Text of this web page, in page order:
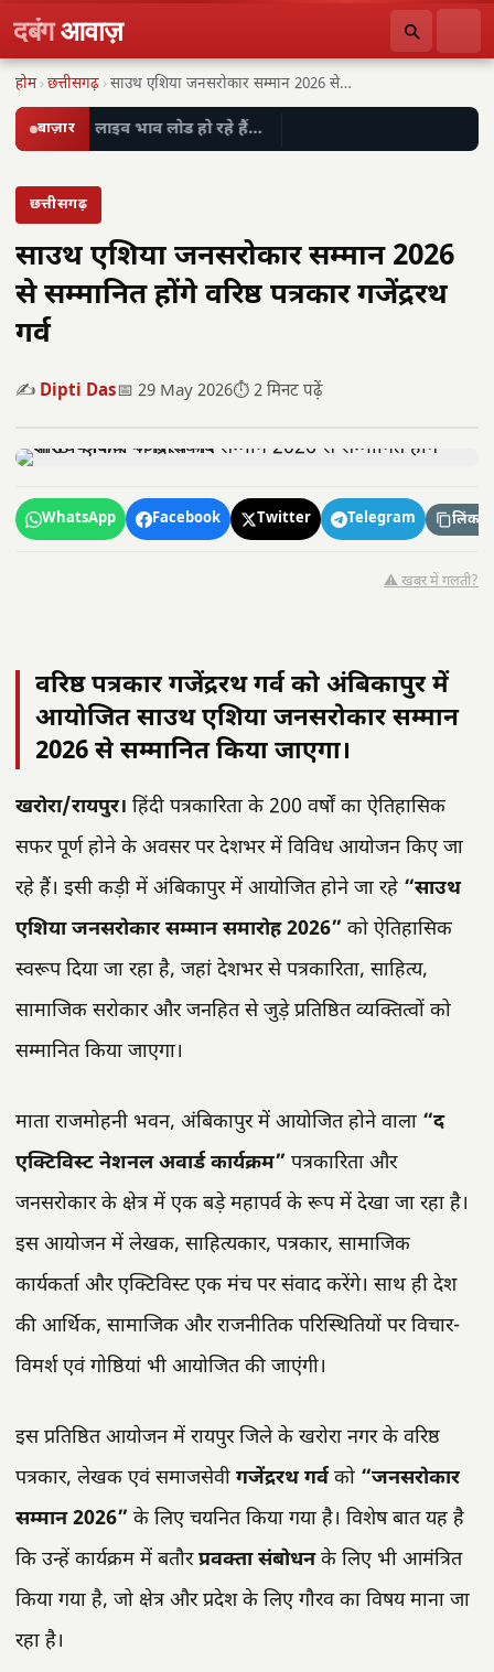
दबंगआवाज़
होम ›छत्तीसगढ़ › साउथ एशिया जनसरोकार सम्मान 2026 से सम्मानित होंगे…
बाज़ार लाइव भाव लोड हो रहे हैं…
छत्तीसगढ़
साउथ एशिया जनसरोकार सम्मान 2026
से सम्मानित होंगे वरिष्ठ पत्रकार गजेंद्ररथ
गर्व
✍️ Dipti Das📅 29 May 2026⏱️ 2 मिनट पढ़ें
WhatsApp Facebook Twitter Telegram लिंक
⚠️ खबर में गलती?
वरिष्ठ पत्रकार गजेंद्ररथ गर्व को अंबिकापुर में
आयोजित साउथ एशिया जनसरोकार सम्मान
2026 से सम्मानित किया जाएगा।
खरोरा/रायपुर। हिंदी पत्रकारिता के 200 वर्षों का ऐतिहासिक
सफर पूर्ण होने के अवसर पर देशभर में विविध आयोजन किए जा
रहे हैं। इसी कड़ी में अंबिकापुर में आयोजित होने जा रहे “साउथ
एशिया जनसरोकार सम्मान समारोह 2026” को ऐतिहासिक
स्वरूप दिया जा रहा है, जहां देशभर से पत्रकारिता, साहित्य,
सामाजिक सरोकार और जनहित से जुड़े प्रतिष्ठित व्यक्तित्वों को
सम्मानित किया जाएगा।
माता राजमोहनी भवन, अंबिकापुर में आयोजित होने वाला “द
एक्टिविस्ट नेशनल अवार्ड कार्यक्रम” पत्रकारिता और
जनसरोकार के क्षेत्र में एक बड़े महापर्व के रूप में देखा जा रहा है।
इस आयोजन में लेखक, साहित्यकार, पत्रकार, सामाजिक
कार्यकर्ता और एक्टिविस्ट एक मंच पर संवाद करेंगे। साथ ही देश
की आर्थिक, सामाजिक और राजनीतिक परिस्थितियों पर विचार-
विमर्श एवं गोष्ठियां भी आयोजित की जाएंगी।
इस प्रतिष्ठित आयोजन में रायपुर जिले के खरोरा नगर के वरिष्ठ
पत्रकार, लेखक एवं समाजसेवी गजेंद्ररथ गर्वको “जनसरोकार
सम्मान 2026” के लिए चयनित किया गया है। विशेष बात यह है
कि उन्हें कार्यक्रम में बतौरप्रवक्ता संबोधनके लिए भी आमंत्रित
किया गया है, जो क्षेत्र और प्रदेश के लिए गौरव का विषय माना जा
रहा है।